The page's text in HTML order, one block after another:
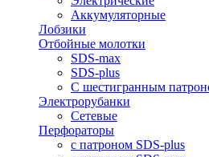
Аккумуляторные
Лобзики
Отбойные молотки
SDS-max
SDS-plus
С шестигранным
Электрорубанки
Сетевые
Перфораторы
с патроном SDS-plus